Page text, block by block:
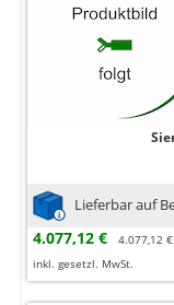
Lieferbar auf
4.077,12 €
4.077,12
inkl. gesetzl. MwSt.